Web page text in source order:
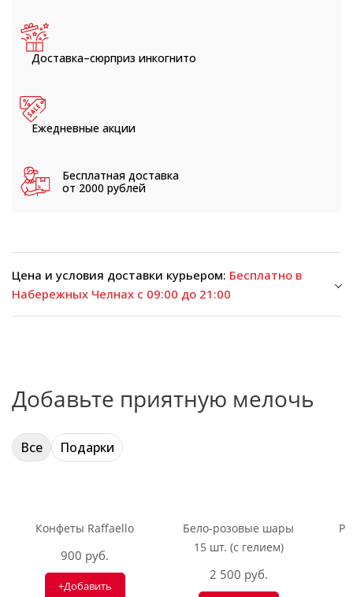
Доставка–сюрприз инкогнито
Ежедневные акции
Бесплатная доставка
от 2000 рублей
Цена и условия доставки курьером: Бесплатно в
Набережных Челнах с 09:00 до 21:00
Добавьте приятную мелочь
Все Подарки
Конфеты Raffaello
900 руб.
+Добавить
Бело-розовые шары
15 шт. (с гелием)
2 500 руб.